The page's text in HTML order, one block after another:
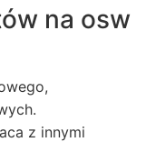
na osw
z innymi